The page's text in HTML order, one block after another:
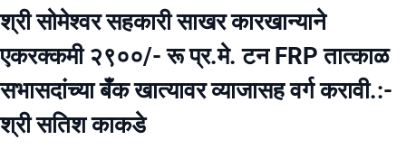
श्री सोमेश्वर सहकारी साखर कारखान्याने
एकरक्कमी २९००/- रू प्र.मे. टन FRP तात्काळ
सभासदांच्या बँक खात्यावर व्याजासह वर्ग करावी.:-
श्री सतिश काकडे